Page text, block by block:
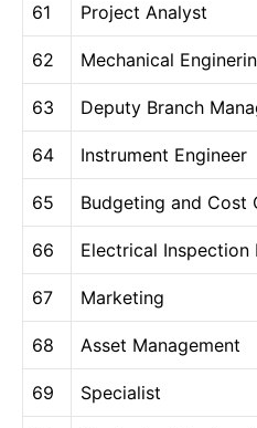
61 Project Analyst
62 Mechanical
63 Deputy Branch
64 Instrument Engineer
65 Budgeting and Cost
66 Electrical Inspection
67 Marketing
68 Asset Management
69 Specialist